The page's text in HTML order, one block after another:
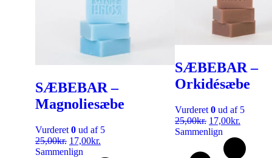
SÆBEBAR –
Magnoliesæbe
Vurderet 0 ud af 5
25,00kr. 17,00kr.
Sammenlign
SÆBEBAR –
Orkidésæbe
Vurderet 0 ud af 5
25,00kr. 17,00kr.
Sammenlign